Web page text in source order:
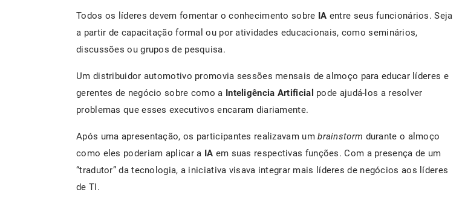
Todos os líderes devem fomentar o conhecimento sobre IA entre seus funcionários. Seja
a partir de capacitação formal ou por atividades educacionais, como seminários,
discussões ou grupos de pesquisa.
Um distribuidor automotivo promovia sessões mensais de almoço para educar líderes e
gerentes de negócio sobre como a Inteligência Artificial pode ajudá-los a resolver
problemas que esses executivos encaram diariamente.
Após uma apresentação, os participantes realizavam umbrainstorm durante o almoço
como eles poderiam aplicar a IA em suas respectivas funções. Com a presença de um
“tradutor” da tecnologia, a iniciativa visava integrar mais líderes de negócios aos líderes
de TI.